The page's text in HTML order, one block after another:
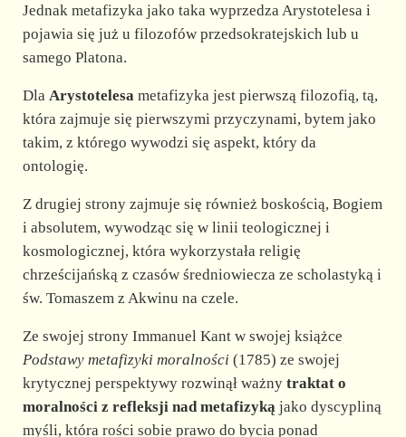
Jednak metafizyka jako taka wyprzedza Arystotelesa i
pojawia się już u filozofów przedsokratejskich lub u
samego Platona.
Dla Arystotelesametafizyka jest pierwszą filozofią, tą,
która zajmuje się pierwszymi przyczynami, bytem jako
takim, z którego wywodzi się aspekt, który da
ontologię.
Z drugiej strony zajmuje się również boskością, Bogiem
i absolutem, wywodząc się w linii teologicznej i
kosmologicznej, która wykorzystała religię
chrześcijańską z czasów średniowiecza ze scholastyką i
św. Tomaszem z Akwinu na czele.
Ze swojej strony Immanuel Kant w swojej książce
Podstawy metafizyki moralności (1785) ze swojej
krytycznej perspektywy rozwinął ważny traktat o
moralności z refleksji nad metafizykąjako dyscypliną
myśli, która rości sobie prawo do bycia ponad